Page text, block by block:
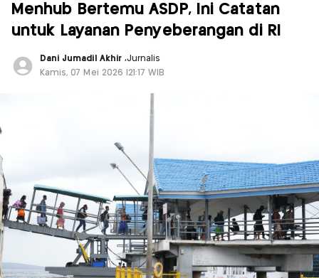
Menhub Bertemu ASDP, Ini Catatan
untuk Layanan Penyeberangan di RI
Dani Jumadil Akhir ,Jurnalis
Kamis, 07 Mei 2026 |21:17 WIB